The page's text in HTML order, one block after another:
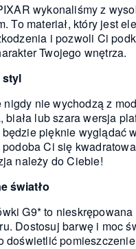
wykonaliśmy z
To materiał, który jest
i pozwoli Ci
Twojego wnętrza.
styl
nigdy nie wychodzą z
biała lub szara wersja
pięknie wyglądać
Ci się
należy do Ciebie!
światło
G9* to nieskrępowana
Dostosuj barwę i moc
doświetlić